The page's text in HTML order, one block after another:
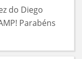
do Diego
Parabéns